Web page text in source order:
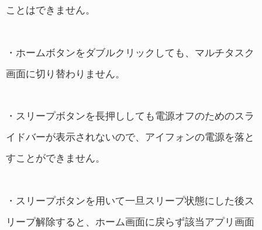
ことはできません。
・ホームボタンをダブルクリックしても、マルチタスク
画面に切り替わりません。
・スリープボタンを長押ししても電源オフのためのスラ
イドバーが表示されないので、アイフォンの電源を落と
すことができません。
・スリープボタンを用いて一旦スリープ状態にした後ス
リープ解除すると、ホーム画面に戻らず該当アプリ画面